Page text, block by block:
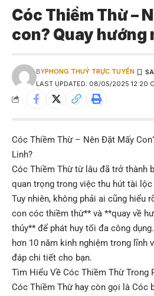
Cóc Thiềm Thừ –
con? Quay hướng
LAST UPDATED: 08/05/2025 12:20
BYPHONG THUỶ TRỰC TUYẾN
Cóc Thiềm Thừ – Nên Đặt Mấy
Linh?
Cóc Thiềm Thừ từ lâu đã trở thành
quan trọng trong việc thu hút tài
Tuy nhiên, không phải ai cũng hiểu
con cóc thiềm thừ** và **quay về
thủy** để phát huy tối đa công
hơn 10 năm kinh nghiệm trong lĩnh
đáp chi tiết cho bạn.
Tìm Hiểu Về Cóc Thiềm Thừ Trong
Cóc Thiềm Thừ hay còn gọi là Cóc